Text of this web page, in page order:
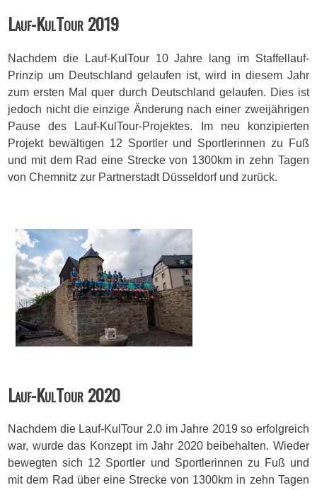
Lauf-KulTour 2019
Nachdem die Lauf-KulTour 10 Jahre lang im Staffellauf-
Prinzip um Deutschland gelaufen ist, wird in diesem Jahr
zum ersten Mal quer durch Deutschland gelaufen. Dies ist
jedoch nicht die einzige Änderung nach einer zweijährigen
Pause des Lauf-KulTour-Projektes. Im neu konzipierten
Projekt bewältigen 12 Sportler und Sportlerinnen zu Fuß
und mit dem Rad eine Strecke von 1300km in zehn Tagen
von Chemnitz zur Partnerstadt Düsseldorf und zurück.
Lauf-KulTour 2020
Nachdem die Lauf-KulTour 2.0 im Jahre 2019 so erfolgreich
war, wurde das Konzept im Jahr 2020 beibehalten. Wieder
bewegten sich 12 Sportler und Sportlerinnen zu Fuß und
mit dem Rad über eine Strecke von 1300km in zehn Tagen